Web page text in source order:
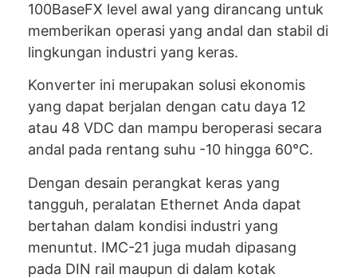
100BaseFX level awal yang dirancang untuk
memberikan operasi yang andal dan stabil di
lingkungan industri yang keras.
Konverter ini merupakan solusi ekonomis
yang dapat berjalan dengan catu daya 12
atau 48 VDC dan mampu beroperasi secara
andal pada rentang suhu -10 hingga 60°C.
Dengan desain perangkat keras yang
tangguh, peralatan Ethernet Anda dapat
bertahan dalam kondisi industri yang
menuntut. IMC-21 juga mudah dipasang
pada DIN rail maupun di dalam kotak